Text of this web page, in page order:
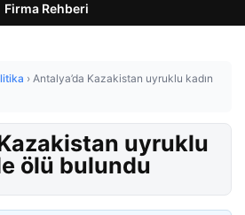
Firma Rehberi
› Antalya’da Kazakistan uyruklu kadın
uyruklu
ölü bulundu